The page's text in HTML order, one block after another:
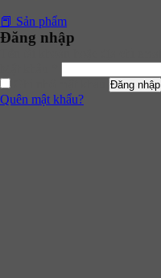
📕 Sản phẩm
Đăng nhập
Đăng nhập
Quên mật khẩu?